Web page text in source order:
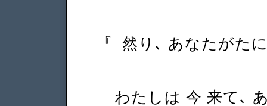
『 然り､ あなたがた
わたしは 今 来て､